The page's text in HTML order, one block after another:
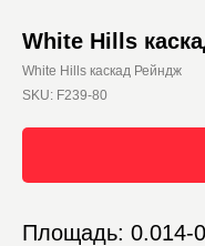
White Hills
White Hills каскад Рейндж
SKU: F239-80
Площадь: 0.014-